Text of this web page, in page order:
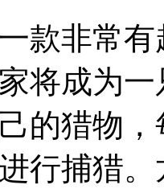
款非常
将成为
的猎物
行捕猎